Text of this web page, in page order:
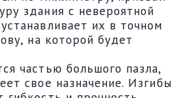
здания с невероятной
их в точном
на которой будет
частью большого пазла,
свое назначение. Изгибы